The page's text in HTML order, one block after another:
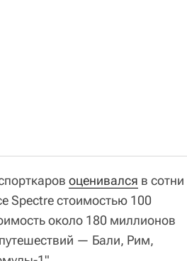
оценивался в сотни
Spectre стоимостью 100
около 180 миллионов
— Бали, Рим,